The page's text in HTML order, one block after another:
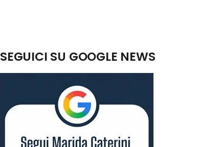
SEGUICI SU GOOGLE NEWS